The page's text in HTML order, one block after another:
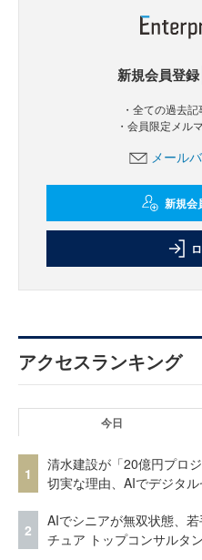
新規会員登録
・全ての過去
・会員限定メル
メール
新規会
アクセスランキング
今日
1
清水建設が「20億円プロ
切実な理由、AIでデジタ
2
AIでシニアが無双状態、
チュア トップコンサルタ